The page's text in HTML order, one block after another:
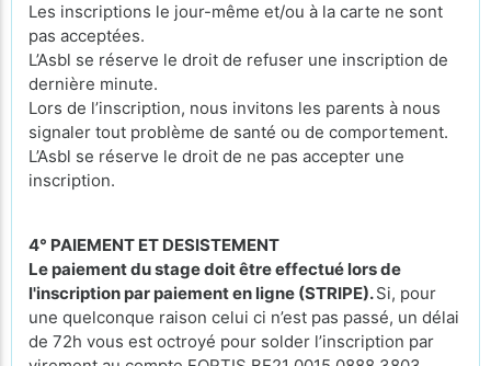
Les inscriptions le jour-même et/ou à la carte ne sont
pas acceptées.
L’Asbl se réserve le droit de refuser une inscription de
dernière minute.
Lors de l’inscription, nous invitons les parents à nous
signaler tout problème de santé ou de comportement.
L’Asbl se réserve le droit de ne pas accepter une
inscription.
4° PAIEMENT ET DESISTEMENT
Le paiement du stage doit être effectué lors de
l'inscription par paiement en ligne (STRIPE).Si, pour
une quelconque raison celui ci n’est pas passé, un délai
de 72h vous est octroyé pour solder l’inscription par